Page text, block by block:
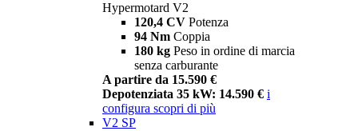
Hypermotard V2
120,4 CV Potenza
94 Nm Coppia
180 kg Peso in ordine di marcia
senza carburante
A partire da 15.590 €
Depotenziata 35 kW: 14.590 € i
configura scopri di più
V2 SP